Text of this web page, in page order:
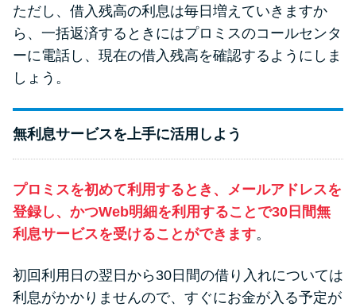
ただし、借入残高の利息は毎日増えていきますか
ら、一括返済するときにはプロミスのコールセンタ
ーに電話し、現在の借入残高を確認するようにしま
しょう。
無利息サービスを上手に活用しよう
プロミスを初めて利用するとき、メールアドレスを
登録し、かつWeb明細を利用することで30日間無
利息サービスを受けることができます。
初回利用日の翌日から30日間の借り入れについては
利息がかかりませんので、すぐにお金が入る予定が